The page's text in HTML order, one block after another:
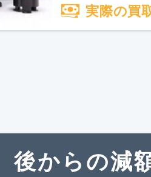
実際の買
後からの減